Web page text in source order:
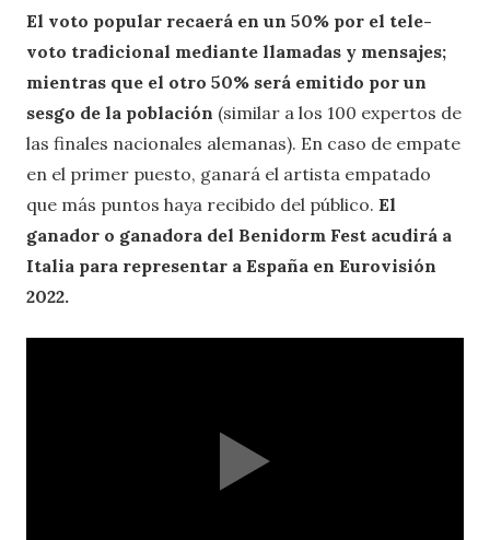
El voto popular recaerá en un 50% por el tele-
voto tradicional mediante llamadas y mensajes;
mientras que el otro 50% será emitido por un
sesgo de la población (similar a los 100 expertos de
las finales nacionales alemanas). En caso de empate
en el primer puesto, ganará el artista empatado
que más puntos haya recibido del público. El
ganador o ganadora del Benidorm Fest acudirá a
Italia para representar a España en Eurovisión
2022.